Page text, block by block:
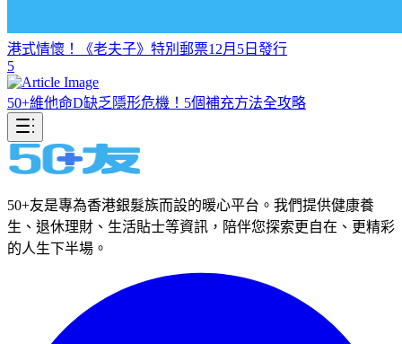
港式情懷！《老夫子》特別郵票12月5日發行
5
50+維他命D缺乏隱形危機！5個補充方法全攻略
50+友是專為香港銀髮族而設的暖心平台。我們提供健康養
生、退休理財、生活貼士等資訊，陪伴您探索更自在、更精彩
的人生下半場。